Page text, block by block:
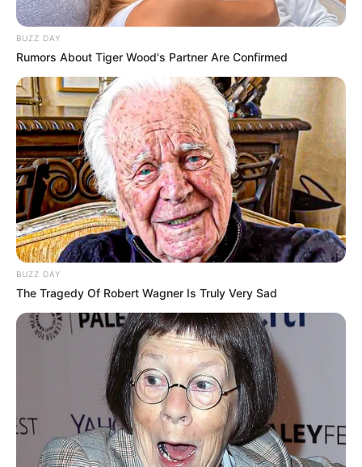
BUZZ DAY
Rumors About Tiger Wood's Partner Are Confirmed
BUZZ DAY
The Tragedy Of Robert Wagner Is Truly Very Sad